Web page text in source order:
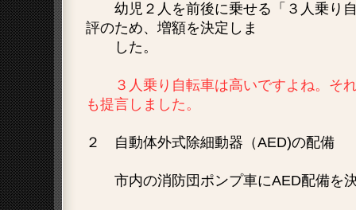
幼児２人を前後に乗せる「３人乗り自
評のため、増額を決定しま
した。
３人乗り自転車は高いですよね。そ
も提言しました。
２ 自動体外式除細動器（AED)の配備
市内の消防団ポンプ車にAED配備を